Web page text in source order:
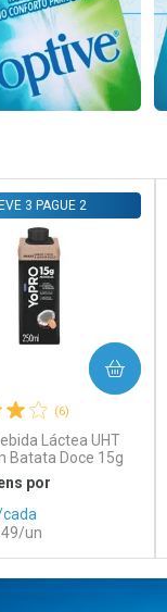
sem Desconto
cada
sem Desconto
50,29/cada
(6)
Láctea UHT
Batata Doce 15g
250ml
3 PAGUE 2
por
un
COMPRAR